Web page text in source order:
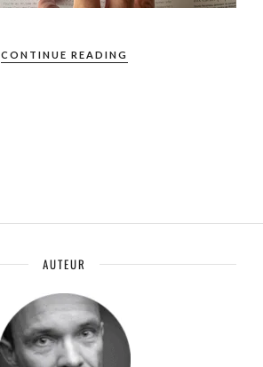
CONTINUE READING
AUTEUR